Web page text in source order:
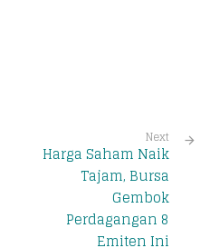
Next
Harga Saham Naik
Tajam, Bursa
Gembok
Perdagangan 8
Emiten Ini